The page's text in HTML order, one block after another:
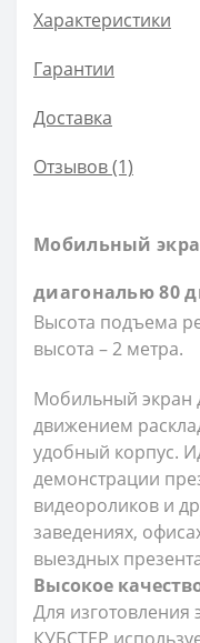
Характеристики
Гарантии
Доставка
Отзывов (1)
Мобильный
диагональю 80
Высота подъема
высота – 2 метра.
Мобильный экран
движением
удобный корпус.
демонстрации
видеороликов и
заведениях,
выездных
Высокое
Для изготовления
КУБСТЕР